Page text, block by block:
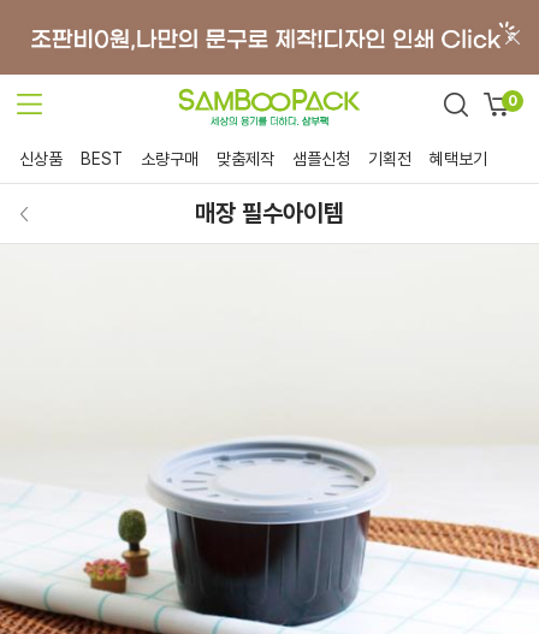
0
신상품 BEST 소량구매 맞춤제작 샘플신청 기획전 혜택보기
매장 필수아이템